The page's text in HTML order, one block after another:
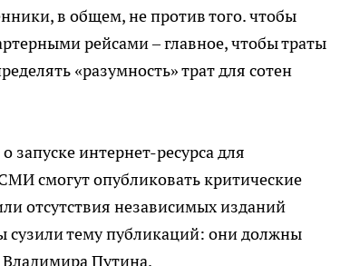
в общем, не против того. чтобы
рейсами – главное, чтобы траты
«разумность» трат для сотен
интернет-ресурса для
смогут опубликовать критические
отсутствия независимых изданий
тему публикаций: они должны
Владимира Путина.